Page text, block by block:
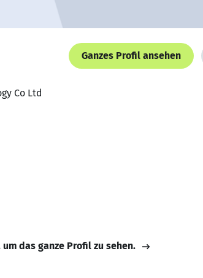
Ganzes Profil ansehen
Co Ltd
das ganze Profil zu sehen.